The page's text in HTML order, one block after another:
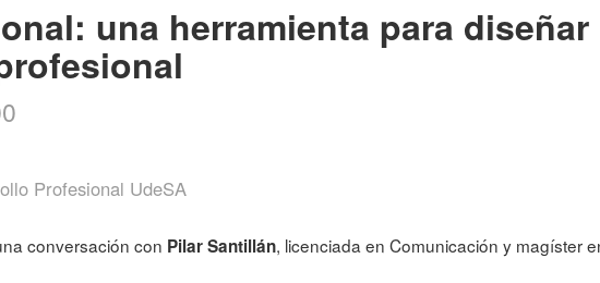
una herramienta para diseñar
Profesional UdeSA
conversación con Pilar Santillán, licenciada en Comunicación y magíster